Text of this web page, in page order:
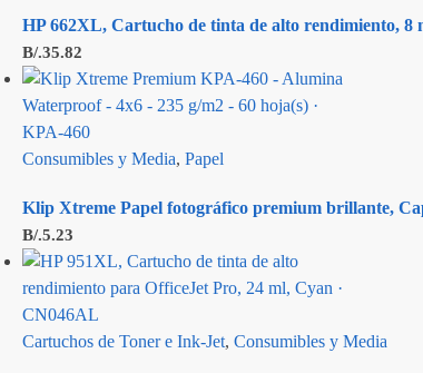
HP 662XL, Cartucho de tinta de alto rendimiento, 8
B/.35.82
Consumibles y Media, Papel
Klip Xtreme Papel fotográfico premium brillante,
B/.5.23
Cartuchos de Toner e Ink-Jet, Consumibles y Media